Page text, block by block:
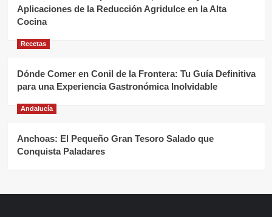
Aplicaciones de la Reducción Agridulce en la Alta
Cocina
Recetas
Dónde Comer en Conil de la Frontera: Tu Guía Definitiva
para una Experiencia Gastronómica Inolvidable
Andalucía
Anchoas: El Pequeño Gran Tesoro Salado que
Conquista Paladares